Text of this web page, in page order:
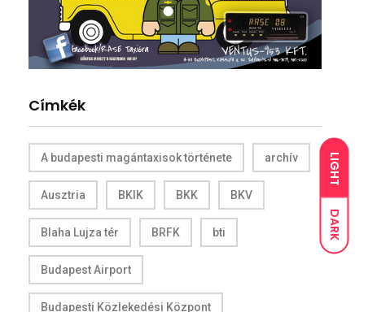
LIGHT
DARK
Címkék
A budapesti magántaxisok története archív
Ausztria BKIK BKK BKV
Blaha Lujza tér BRFK bti
Budapest Airport
Budapesti Közlekedési Központ